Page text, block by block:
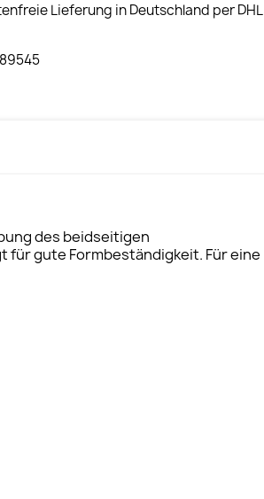
Lieferung in Deutschland per DHL
des beidseitigen
für gute Formbeständigkeit. Für eine